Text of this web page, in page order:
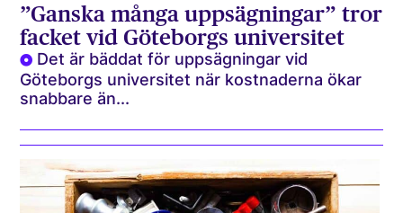
”Ganska många uppsägningar” tror
facket vid Göteborgs universitet
Det är bäddat för uppsägningar vid
Göteborgs universitet när kostnaderna ökar
snabbare än...